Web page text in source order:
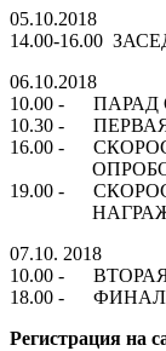
05.10.2018
14.00-16.00
06.10.2018
10.00 - ПАРАД
10.30 -
16.00 -
19.00 -
07.10. 2018
10.00 -
18.00 - ФИНАЛ
Регистрация на